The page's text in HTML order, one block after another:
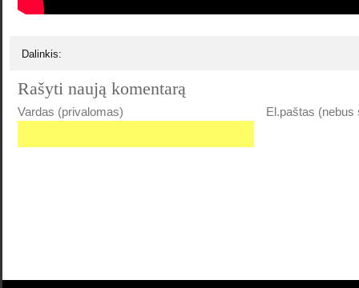
Dalinkis:
Rašyti naują komentarą
Vardas (privalomas) El.paštas